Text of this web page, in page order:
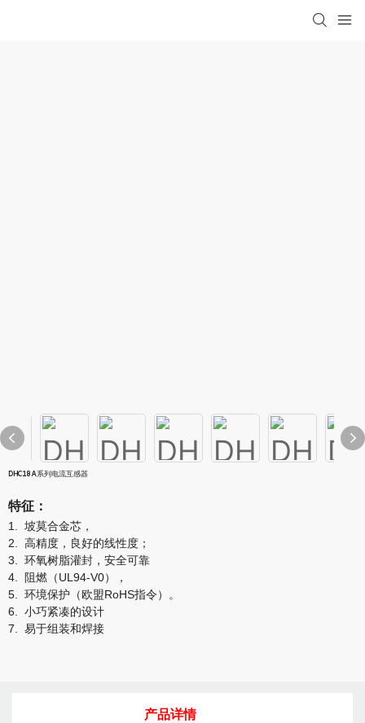
DHC18A系列电流互感器
特征 ：
1. 坡莫合金芯 ，
2.
高精度，良好的线性度 ；
3.
环氧树脂灌封，安全可靠
4.
阻燃（UL94-V0），
5.
环境保护（欧盟RoHS指令）。
6.
小巧紧凑的设计
7.
易于组装和焊接
产品详情